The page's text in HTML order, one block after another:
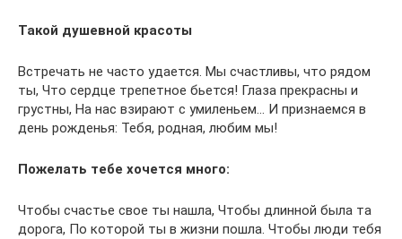
Такой душевной красоты
Встречать не часто удается. Мы счастливы, что рядом
ты, Что сердце трепетное бьется! Глаза прекрасны и
грустны, На нас взирают с умиленьем… И признаемся в
день рожденья: Тебя, родная, любим мы!
Пожелать тебе хочется много:
Чтобы счастье свое ты нашла, Чтобы длинной была та
дорога, По которой ты в жизни пошла. Чтобы люди тебя